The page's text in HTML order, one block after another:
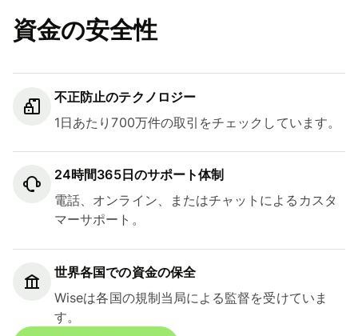
資金の安全性
不正防止のテクノロジー
1日あたり700万件の取引をチェックしています。
24時間365日のサポート体制
電話、オンライン、またはチャットによるカスタ
マーサポート。
世界各国での資金の保全
Wiseは各国の規制当局による監督を受けていま
す。